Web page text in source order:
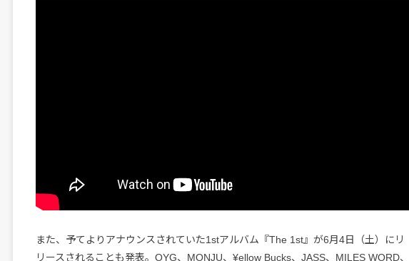
また、予てよりアナウンスされていた1stアルバム『The 1st』が6月4日（土）にリ
リースされることも発表。OYG、MONJU、¥ellow Bucks、JASS、MILES WORD、